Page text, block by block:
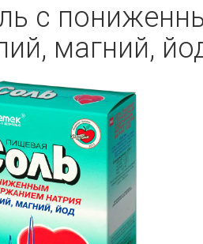
с
магний,